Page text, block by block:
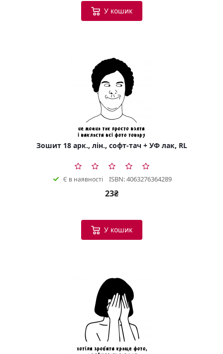
У кошик
Зошит 18 арк., лін., софт-тач + УФ лак, RL
Є в наявності ISBN: 4063276364289
23₴
У кошик